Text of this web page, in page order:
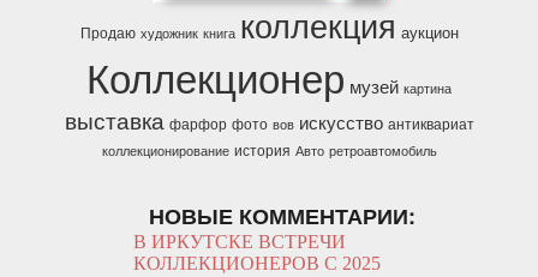
Продаю художник книга коллекция аукцион
Коллекционер музей картина
выставка фарфор фото вов искусство антиквариат
коллекционирование история Авто ретроавтомобиль
НОВЫЕ КОММЕНТАРИИ:
В ИРКУТСКЕ ВСТРЕЧИ
КОЛЛЕКЦИОНЕРОВ С 2025